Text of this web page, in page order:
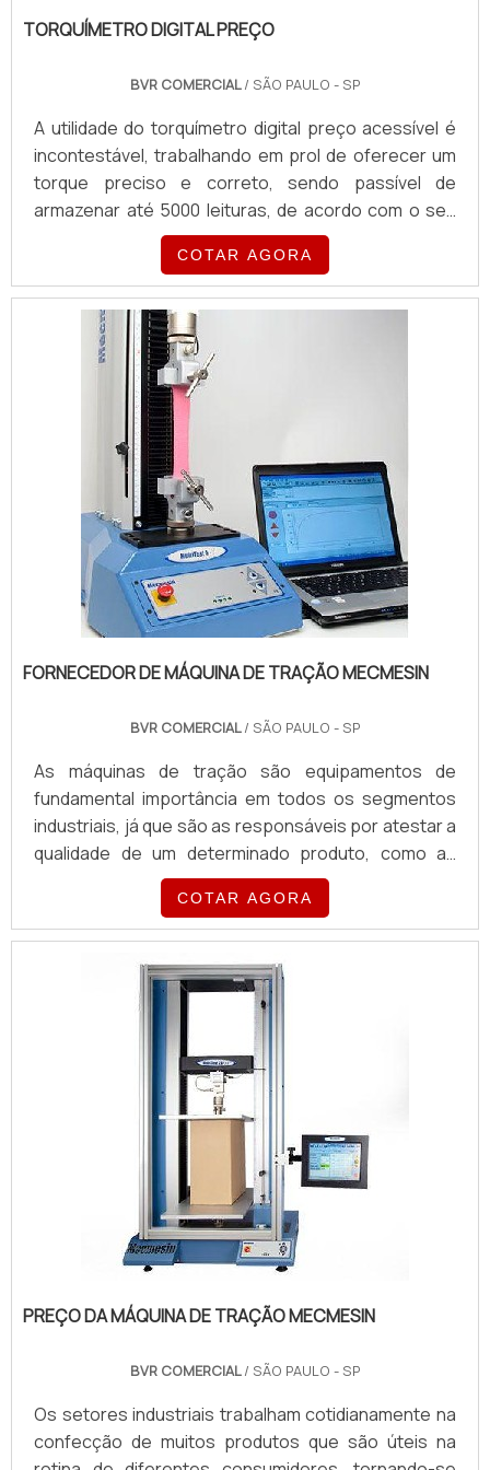
TORQUÍMETRO DIGITAL PREÇO
BVR COMERCIAL/ SÃO PAULO - SP
A utilidade do torquímetro digital preço acessível é
incontestável, trabalhando em prol de oferecer um
torque preciso e correto, sendo passível de
armazenar até 5000 leituras, de acordo com o seu
modelo. Por esses e por muitos outros motivos, os
torquímetros são de larga procura e aplicação nos
setores industriais, tornando-se ferramentas
verdadeiramente aliadas de todo e qualquer
segmento que se beneficia com a sua
aplicação.MAIS DETAL...
COTAR AGORA
FORNECEDOR DE MÁQUINA DE TRAÇÃO MECMESIN
BVR COMERCIAL/ SÃO PAULO - SP
As máquinas de tração são equipamentos de
fundamental importância em todos os segmentos
industriais, já que são as responsáveis por atestar a
qualidade de um determinado produto, como as
cadeiras de escritório, por exemplo,
proporcionando um bom desempenho e o máximo
de sua eficiência. Uma das marcas mais procuradas
nesse segmento é a Mecmesin, de origem inglesa
que é reconhecida por produzir maquinários de
excelente qualidade para o mu...
COTAR AGORA
PREÇO DA MÁQUINA DE TRAÇÃO MECMESIN
BVR COMERCIAL/ SÃO PAULO - SP
Os setores industriais trabalham cotidianamente na
confecção de muitos produtos que são úteis na